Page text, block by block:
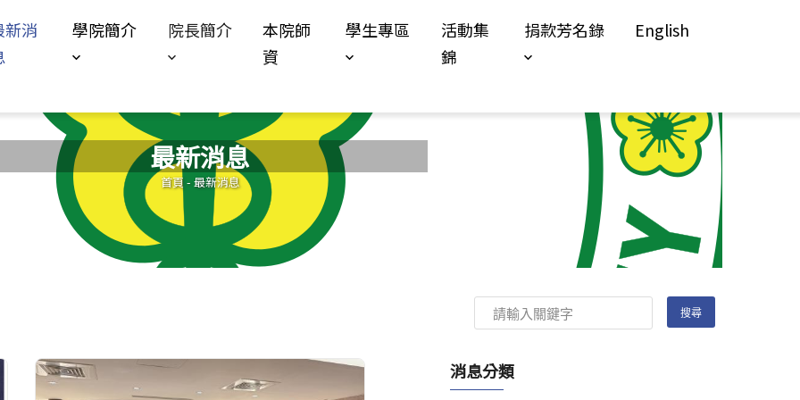
新消
學院簡介 院長簡介
本院師
資
學生專區
活動集
錦
捐款芳名錄 English
最新消息
您在這裡
首頁 - 最新消息
消息分類